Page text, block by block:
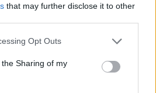
that may further disclose it to other
app uses one or more Google
usage behaviour. You may click to
Google and its third-party tags to
purposes in below Google
Opt Outs
Sharing of my